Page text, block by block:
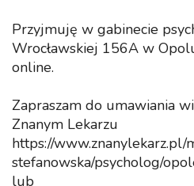
Przyjmuję w gabinecie
Wrocławskiej 156A w
online.
Zapraszam do umawiania
Znanym Lekarzu
https://www.znanylekarz.pl/
stefanowska/psycholog/
lub